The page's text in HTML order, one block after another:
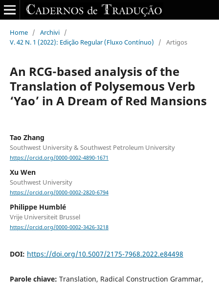
Home / Archivi /
V. 42 N. 1 (2022): Edição Regular (Fluxo Contínuo)
/ Artigos
An RCG-based analysis of the
Translation of Polysemous Verb
‘Yao’ in A Dream of Red Mansions
Tao Zhang
Southwest University & Southwest Petroleum University
https://orcid.org/0000-0002-4890-1671
Xu Wen
Southwest University
https://orcid.org/0000-0002-2820-6794
Philippe Humblé
Vrije Universiteit Brussel
https://orcid.org/0000-0002-3426-3218
DOI: https://doi.org/10.5007/2175-7968.2022.e84498
Parole chiave: Translation, Radical Construction Grammar,